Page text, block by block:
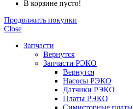
В корзине пусто!
Продолжить покупки
Close
Запчасти
Вернутся
Запчасти РЭКО
Вернутся
Насосы РЭКО
Датчики РЭКО
Платы РЭКО
Симисторные платы